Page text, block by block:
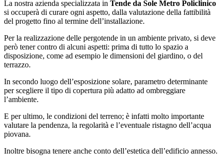
La nostra azienda specializzata in Tende da Sole Metro Policlinico
si occuperà di curare ogni aspetto, dalla valutazione della fattibilità
del progetto fino al termine dell’installazione.
Per la realizzazione delle pergotende in un ambiente privato, si deve
però tener contro di alcuni aspetti: prima di tutto lo spazio a
disposizione, come ad esempio le dimensioni del giardino, o del
terrazzo.
In secondo luogo dell’esposizione solare, parametro determinante
per scegliere il tipo di copertura più adatto ad ombreggiare
l’ambiente.
E per ultimo, le condizioni del terreno; è infatti molto importante
valutare la pendenza, la regolarità e l’eventuale ristagno dell’acqua
piovana.
Inoltre bisogna tenere anche conto dell’estetica dell’edificio annesso.